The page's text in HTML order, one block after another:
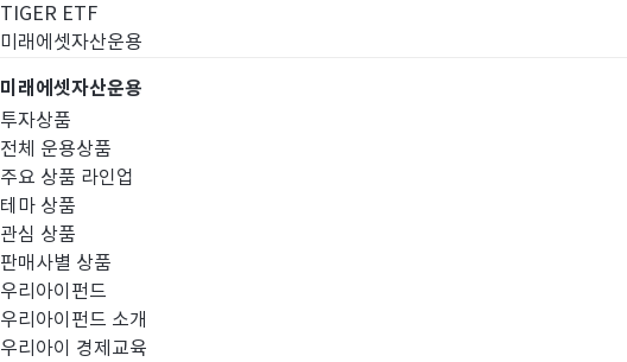
TIGER ETF
미래에셋자산운용
미래에셋자산운용
투자상품
전체 운용상품
주요 상품 라인업
테마 상품
관심 상품
판매사별 상품
우리아이펀드
우리아이펀드 소개
우리아이 경제교육